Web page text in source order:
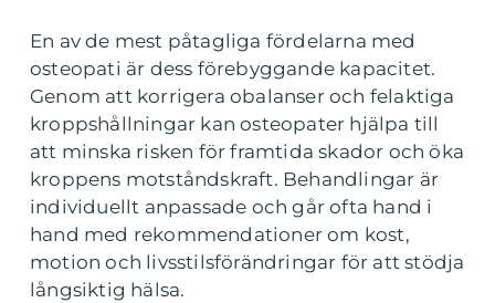
En av de mest påtagliga fördelarna med
osteopati är dess förebyggande kapacitet.
Genom att korrigera obalanser och felaktiga
kroppshållningar kan osteopater hjälpa till
att minska risken för framtida skador och öka
kroppens motståndskraft. Behandlingar är
individuellt anpassade och går ofta hand i
hand med rekommendationer om kost,
motion och livsstilsförändringar för att stödja
långsiktig hälsa.